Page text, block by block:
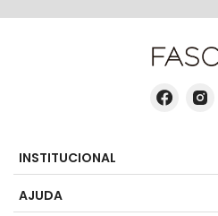
INSTITUCIONAL
AJUDA